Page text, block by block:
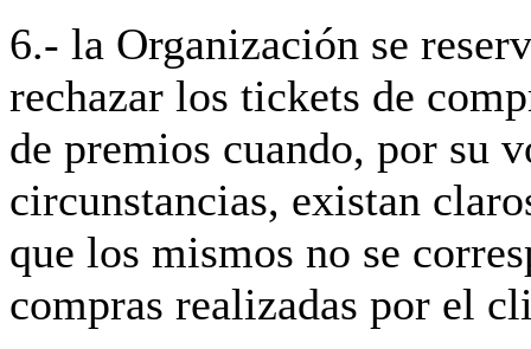
6.- la Organización se
rechazar los tickets de
de premios cuando, por su
circunstancias, existan
que los mismos no se
compras realizadas por el